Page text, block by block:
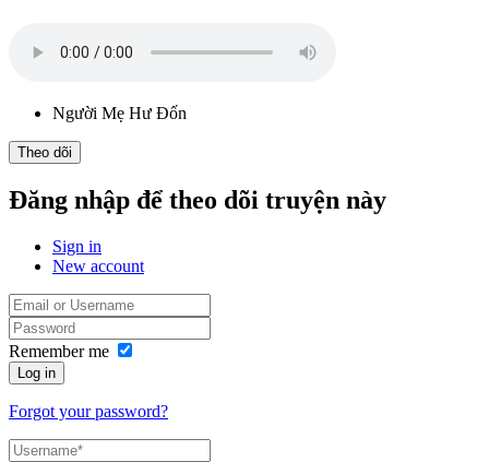
Người Mẹ Hư Đốn
Theo dõi
Đăng nhập để theo dõi truyện này
Sign in
New account
Remember me
Log in
Forgot your password?